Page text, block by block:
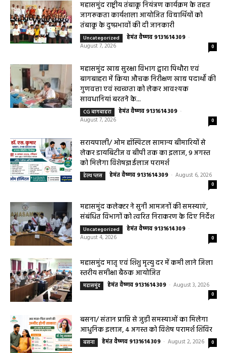
महासमुंद राष्ट्रीय तंबाकू नियंत्रण कार्यक्रम के तहत
जागरूकता कार्यशाला आयोजित विद्यार्थियों को
तंबाकू के दुष्प्रभावों की दी जानकारी
Uncategorized हेमंत वैष्णव 9131614309 -
August 7, 2026
0
महासमुंद खाद्य सुरक्षा विभाग द्वारा पिथौरा एवं
बागबाहरा में किया औचक निरीक्षण खाद्य पदार्थों की
गुणवत्ता एवं स्वच्छता को लेकर आवश्यक
सावधानियां बरतने के...
CG बागबाहरा हेमंत वैष्णव 9131614309 -
August 7, 2026
0
सरायपाली/ ओम हॉस्पिटल सामान्य बीमारियों से
लेकर डायबिटीज व बीपी तक का इलाज, 9 अगस्त
को मिलेगा विशेषज्ञ ईलाज परामर्श
हेल्थ प्लस हेमंत वैष्णव 9131614309 - August 6, 2026
0
महासमुंद कलेक्टर ने सुनी आमजनों की समस्याएं,
संबंधित विभागों को त्वरित निराकरण के दिए निर्देश
Uncategorized हेमंत वैष्णव 9131614309 -
August 4, 2026
0
महासमुंद मातृ एवं शिशु मृत्यु दर में कमी लाने जिला
स्तरीय समीक्षा बैठक आयोजित
महासमुंद हेमंत वैष्णव 9131614309 - August 3, 2026
0
बसना/ संतान प्राप्ति से जुड़ी समस्याओं का मिलेगा
आधुनिक इलाज, 4 अगस्त को विशेष परामर्श शिविर
बसना हेमंत वैष्णव 9131614309 - August 2, 2026 0